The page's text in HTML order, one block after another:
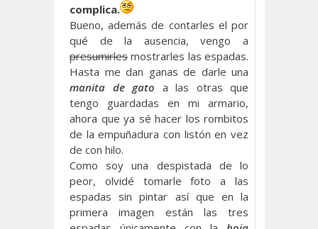
complica.
Bueno, además de contarles el por
qué de la ausencia, vengo a
presumirles mostrarles las espadas.
Hasta me dan ganas de darle una
manita de gato a las otras que
tengo guardadas en mi armario,
ahora que ya sé hacer los rombitos
de la empuñadura con listón en vez
de con hilo.
Como soy una despistada de lo
peor, olvidé tomarle foto a las
espadas sin pintar así que en la
primera imagen están las tres